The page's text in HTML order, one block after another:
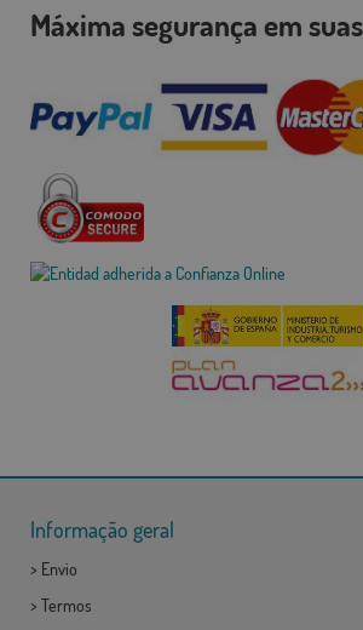
Máxima segurança em
Informação geral
> Envio
> Termos